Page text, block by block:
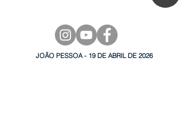
JOÃO PESSOA - 19 DE ABRIL DE 2026